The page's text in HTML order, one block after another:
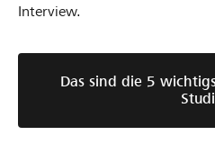
Interview.
Das sind die 5